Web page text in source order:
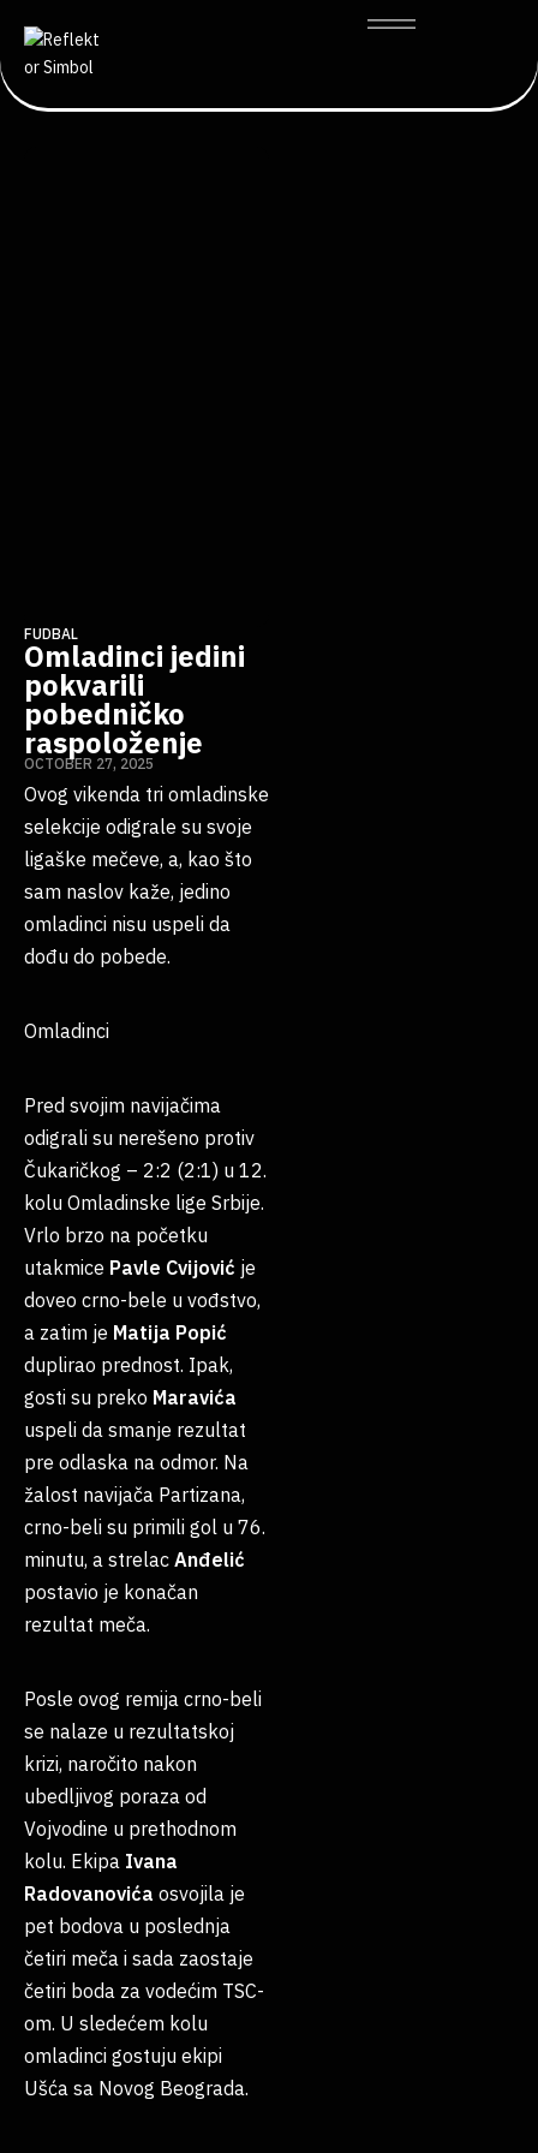
FUDBAL
Omladinci jedini
pokvarili
pobedničko
raspoloženje
OCTOBER 27, 2025
Ovog vikenda tri omladinske
selekcije odigrale su svoje
ligaške mečeve, a, kao što
sam naslov kaže, jedino
omladinci nisu uspeli da
dođu do pobede.
Omladinci
Pred svojim navijačima
odigrali su nerešeno protiv
Čukaričkog – 2:2 (2:1) u 12.
kolu Omladinske lige Srbije.
Vrlo brzo na početku
utakmice Pavle Cvijović je
doveo crno-bele u vođstvo,
a zatim je Matija Popić
duplirao prednost. Ipak,
gosti su preko Maravića
uspeli da smanje rezultat
pre odlaska na odmor. Na
žalost navijača Partizana,
crno-beli su primili gol u 76.
minutu, a strelac Anđelić
postavio je konačan
rezultat meča.
Posle ovog remija crno-beli
se nalaze u rezultatskoj
krizi, naročito nakon
ubedljivog poraza od
Vojvodine u prethodnom
kolu. Ekipa Ivana
Radovanovića osvojila je
pet bodova u poslednja
četiri meča i sada zaostaje
četiri boda za vodećim TSC-
om. U sledećem kolu
omladinci gostuju ekipi
Ušća sa Novog Beograda.